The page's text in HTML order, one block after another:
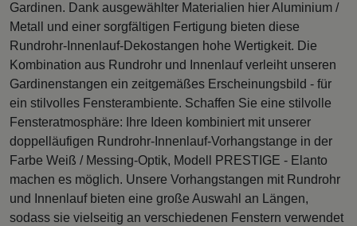
Gardinen. Dank ausgewählter Materialien hier Aluminium /
Metall und einer sorgfältigen Fertigung bieten diese
Rundrohr-Innenlauf-Dekostangen hohe Wertigkeit. Die
Kombination aus Rundrohr und Innenlauf verleiht unseren
Gardinenstangen ein zeitgemäßes Erscheinungsbild - für
ein stilvolles Fensterambiente. Schaffen Sie eine stilvolle
Fensteratmosphäre: Ihre Ideen kombiniert mit unserer
doppelläufigen Rundrohr-Innenlauf-Vorhangstange in der
Farbe Weiß / Messing-Optik, Modell PRESTIGE - Elanto
machen es möglich. Unsere Vorhangstangen mit Rundrohr
und Innenlauf bieten eine große Auswahl an Längen,
sodass sie vielseitig an verschiedenen Fenstern verwendet